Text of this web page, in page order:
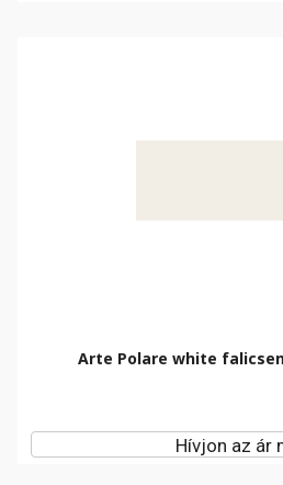
Arte Polare white
Hívjon az ár